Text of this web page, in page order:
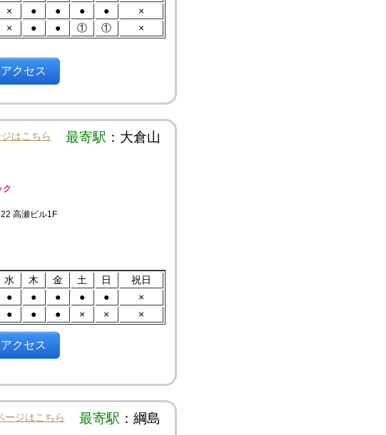
× ● ● ● ●
×
× ● ● ① ① ×
アクセス
最寄駅 ：大倉山
はこちら
ク
高瀬ビル1F
水 木 金 土 日
祝日
● ● ● ● ●
×
● ● ● × × ×
アクセス
最寄駅 ：綱島
ージはこちら